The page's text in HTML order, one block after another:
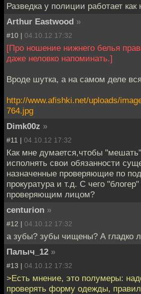
Разведка у полиции работает как
Arthur Eastwood »
#10 | 04.10.12 17:32
[Про ношение нижнего белья
даже неловко напоминать.]
Вроде шутка, а на самом деле
http://www.afishki.net/uploads/
764.jpg
Dimk00z »
#11 | 04.10.12 17:32
Как мне думается,чтобы
исполнять свои обязанности
назначенные проверяющие по
прокуратура и т.д. С чего
проверяющим лицом?
centurion »
#12 | 04.10.12 17:32
а зубы? зубы чищены? А гладко
Палыч_12 »
#13 | 04.10.12 17:32
>Есть мнение, это полумеры:
проверять форму одежды,